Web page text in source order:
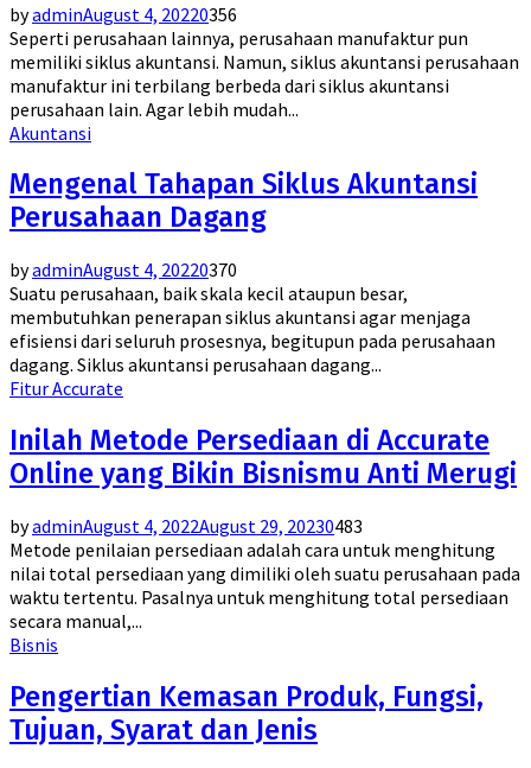
byadminAugust 4, 20220356
Seperti perusahaan lainnya, perusahaan manufaktur pun
memiliki siklus akuntansi. Namun, siklus akuntansi perusahaan
manufaktur ini terbilang berbeda dari siklus akuntansi
perusahaan lain. Agar lebih mudah...
Akuntansi
Mengenal Tahapan Siklus Akuntansi
Perusahaan Dagang
byadminAugust 4, 20220370
Suatu perusahaan, baik skala kecil ataupun besar,
membutuhkan penerapan siklus akuntansi agar menjaga
efisiensi dari seluruh prosesnya, begitupun pada perusahaan
dagang. Siklus akuntansi perusahaan dagang...
Fitur Accurate
Inilah Metode Persediaan di Accurate
Online yang Bikin Bisnismu Anti Merugi
byadminAugust 4, 2022August 29, 20230483
Metode penilaian persediaan adalah cara untuk menghitung
nilai total persediaan yang dimiliki oleh suatu perusahaan pada
waktu tertentu. Pasalnya untuk menghitung total persediaan
secara manual,...
Bisnis
Pengertian Kemasan Produk, Fungsi,
Tujuan, Syarat dan Jenis